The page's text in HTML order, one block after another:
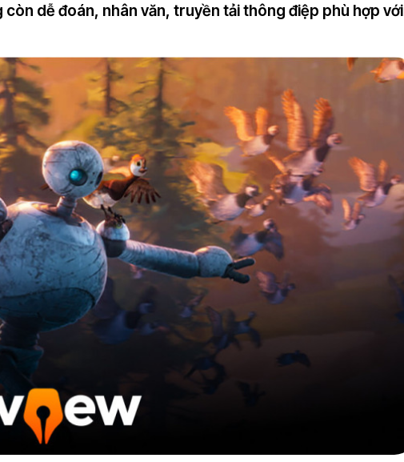
dễ đoán, nhân văn, truyền tải thông điệp phù hợp với